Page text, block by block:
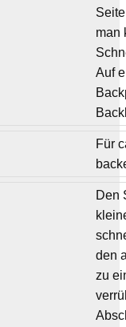
man
Auf
Für
Den
den
zu